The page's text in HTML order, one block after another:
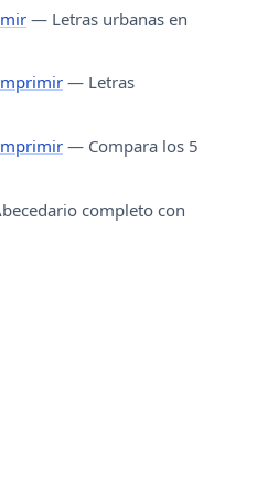
— Letras urbanas en
— Letras
— Compara los 5
completo con